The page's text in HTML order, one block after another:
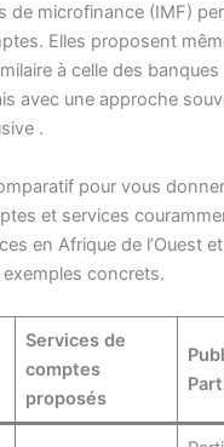
de microfinance (IMF)
Elles proposent
à celle des banques
avec une approche
.
pour vous
et services
en Afrique de l’Ouest
concrets.
Services de
comptes
proposés